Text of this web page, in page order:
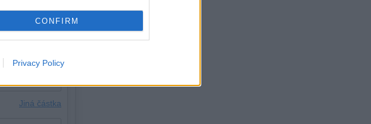
CONFIRM
Privacy Policy